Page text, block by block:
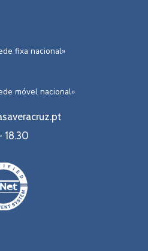
fixa nacional»
móvel nacional»
18.30